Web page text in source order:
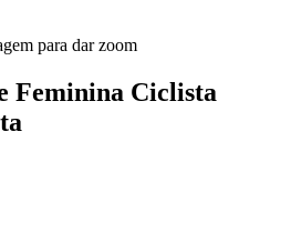
para dar zoom
Feminina Ciclista